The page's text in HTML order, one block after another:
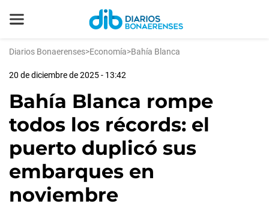
Diarios Bonaerenses>Economía>Bahía Blanca
20 de diciembre de 2025 - 13:42
Bahía Blanca rompe
todos los récords: el
puerto duplicó sus
embarques en
noviembre